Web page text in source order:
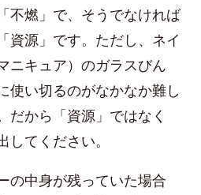
不燃」で、そうでなければ
資源」です。ただし、ネイ
ニキュア）のガラスびん
使い切るのがなかなか難し
だから「資源」ではなく
してください。
の中身が残っていた場合